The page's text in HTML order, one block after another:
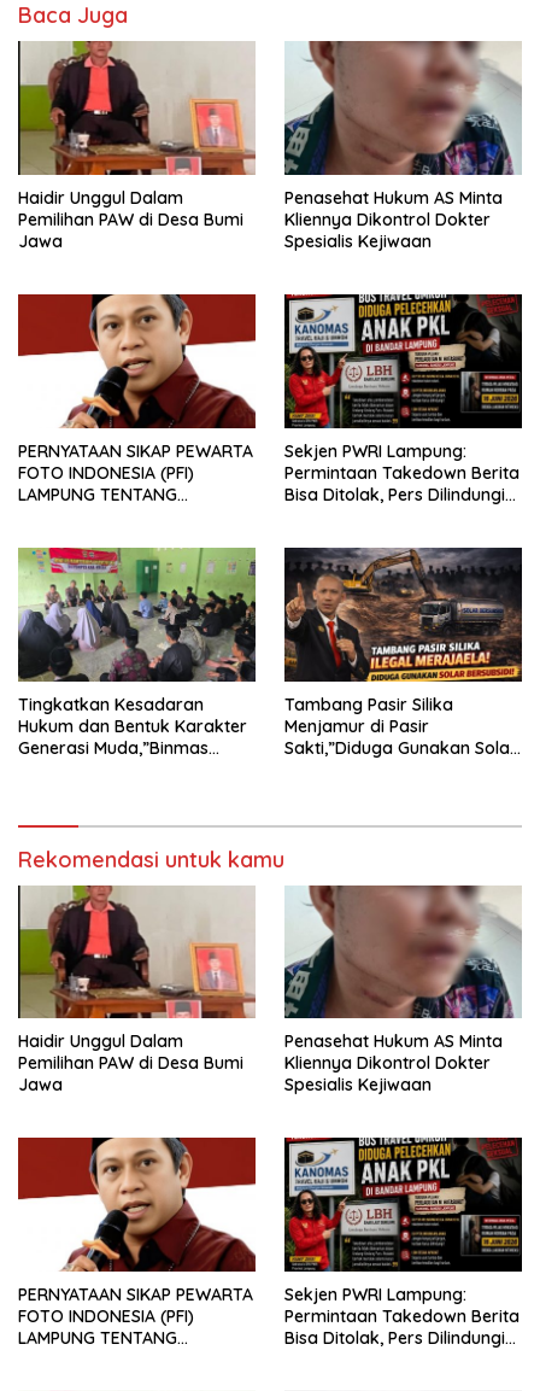
Baca Juga
Haidir Unggul Dalam
Pemilihan PAW di Desa Bumi
Jawa
Penasehat Hukum AS Minta
Kliennya Dikontrol Dokter
Spesialis Kejiwaan
PERNYATAAN SIKAP PEWARTA
FOTO INDONESIA (PFI)
LAMPUNG TENTANG
TERHADAP JURNALIS DI
PENGADILAN NEGERI
TANJUNG KARANG.
Sekjen PWRI Lampung:
Permintaan Takedown Berita
Bisa Ditolak, Pers Dilindungi
Tingkatkan Kesadaran
Hukum dan Bentuk Karakter
Generasi Muda,”Binmas
Tambang Pasir Silika
Menjamur di Pasir
Sakti,”Diduga Gunakan Solar
Rekomendasi untuk kamu
Haidir Unggul Dalam
Pemilihan PAW di Desa Bumi
Jawa
Penasehat Hukum AS Minta
Kliennya Dikontrol Dokter
Spesialis Kejiwaan
PERNYATAAN SIKAP PEWARTA
FOTO INDONESIA (PFI)
LAMPUNG TENTANG
Sekjen PWRI Lampung:
Permintaan Takedown Berita
Bisa Ditolak, Pers Dilindungi